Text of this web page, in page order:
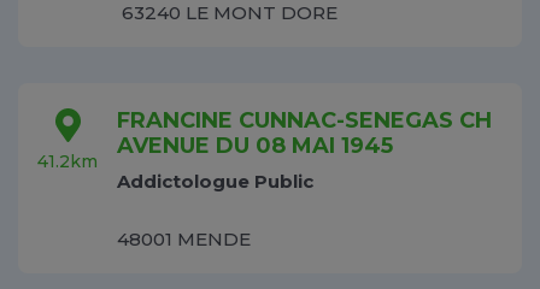
63240 LE MONT DORE
41.2km
FRANCINE CUNNAC-SENEGAS CH
AVENUE DU 08 MAI 1945
Addictologue Public
48001 MENDE